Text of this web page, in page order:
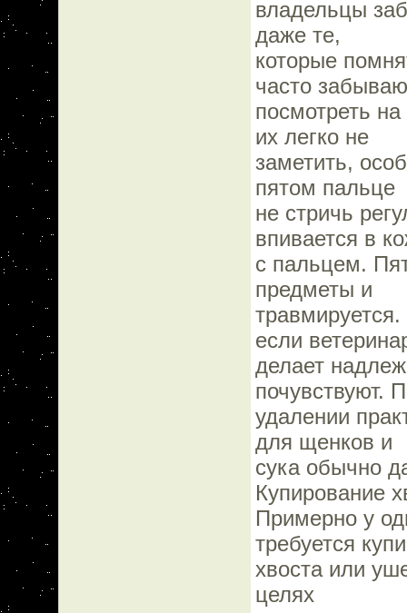
владельцы
даже те,
которые
часто
посмотреть
их легко не
заметить,
пятом пальце
не стричь
впивается в
с пальцем.
предметы и
если
делает
почувствуют.
удалении
для щенков и
сука обычно
Купирование
Примерно у
требуется
хвоста или
целях